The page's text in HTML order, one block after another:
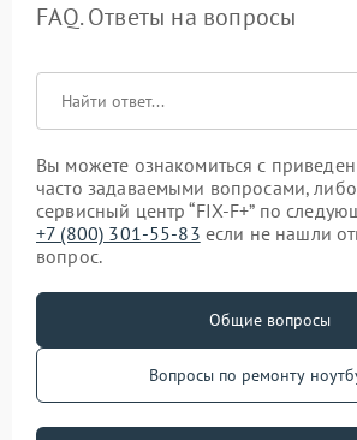
FAQ. Ответы на вопросы
Вы можете ознакомиться с
часто задаваемыми вопросами,
сервисный центр “FIX-F+” по
+7 (800) 301-55-83 если не нашли
вопрос.
Общие вопросы
Вопросы по ремонту